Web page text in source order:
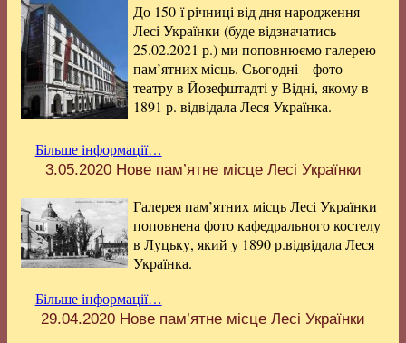
До 150-ї річниці від дня народження
Лесі Українки (буде відзначатись
25.02.2021 р.) ми поповнюємо галерею
пам’ятних місць. Сьогодні – фото
театру в Йозефштадті у Відні, якому в
1891 р. відвідала Леся Українка.
Більше інформації…
3.05.2020Нове пам’ятне місце Лесі Українки
Галерея пам’ятних місць Лесі Українки
поповнена фото кафедрального костелу
в Луцьку, який у 1890 р.відвідала Леся
Українка.
Більше інформації…
29.04.2020 Нове пам’ятне місце Лесі Українки